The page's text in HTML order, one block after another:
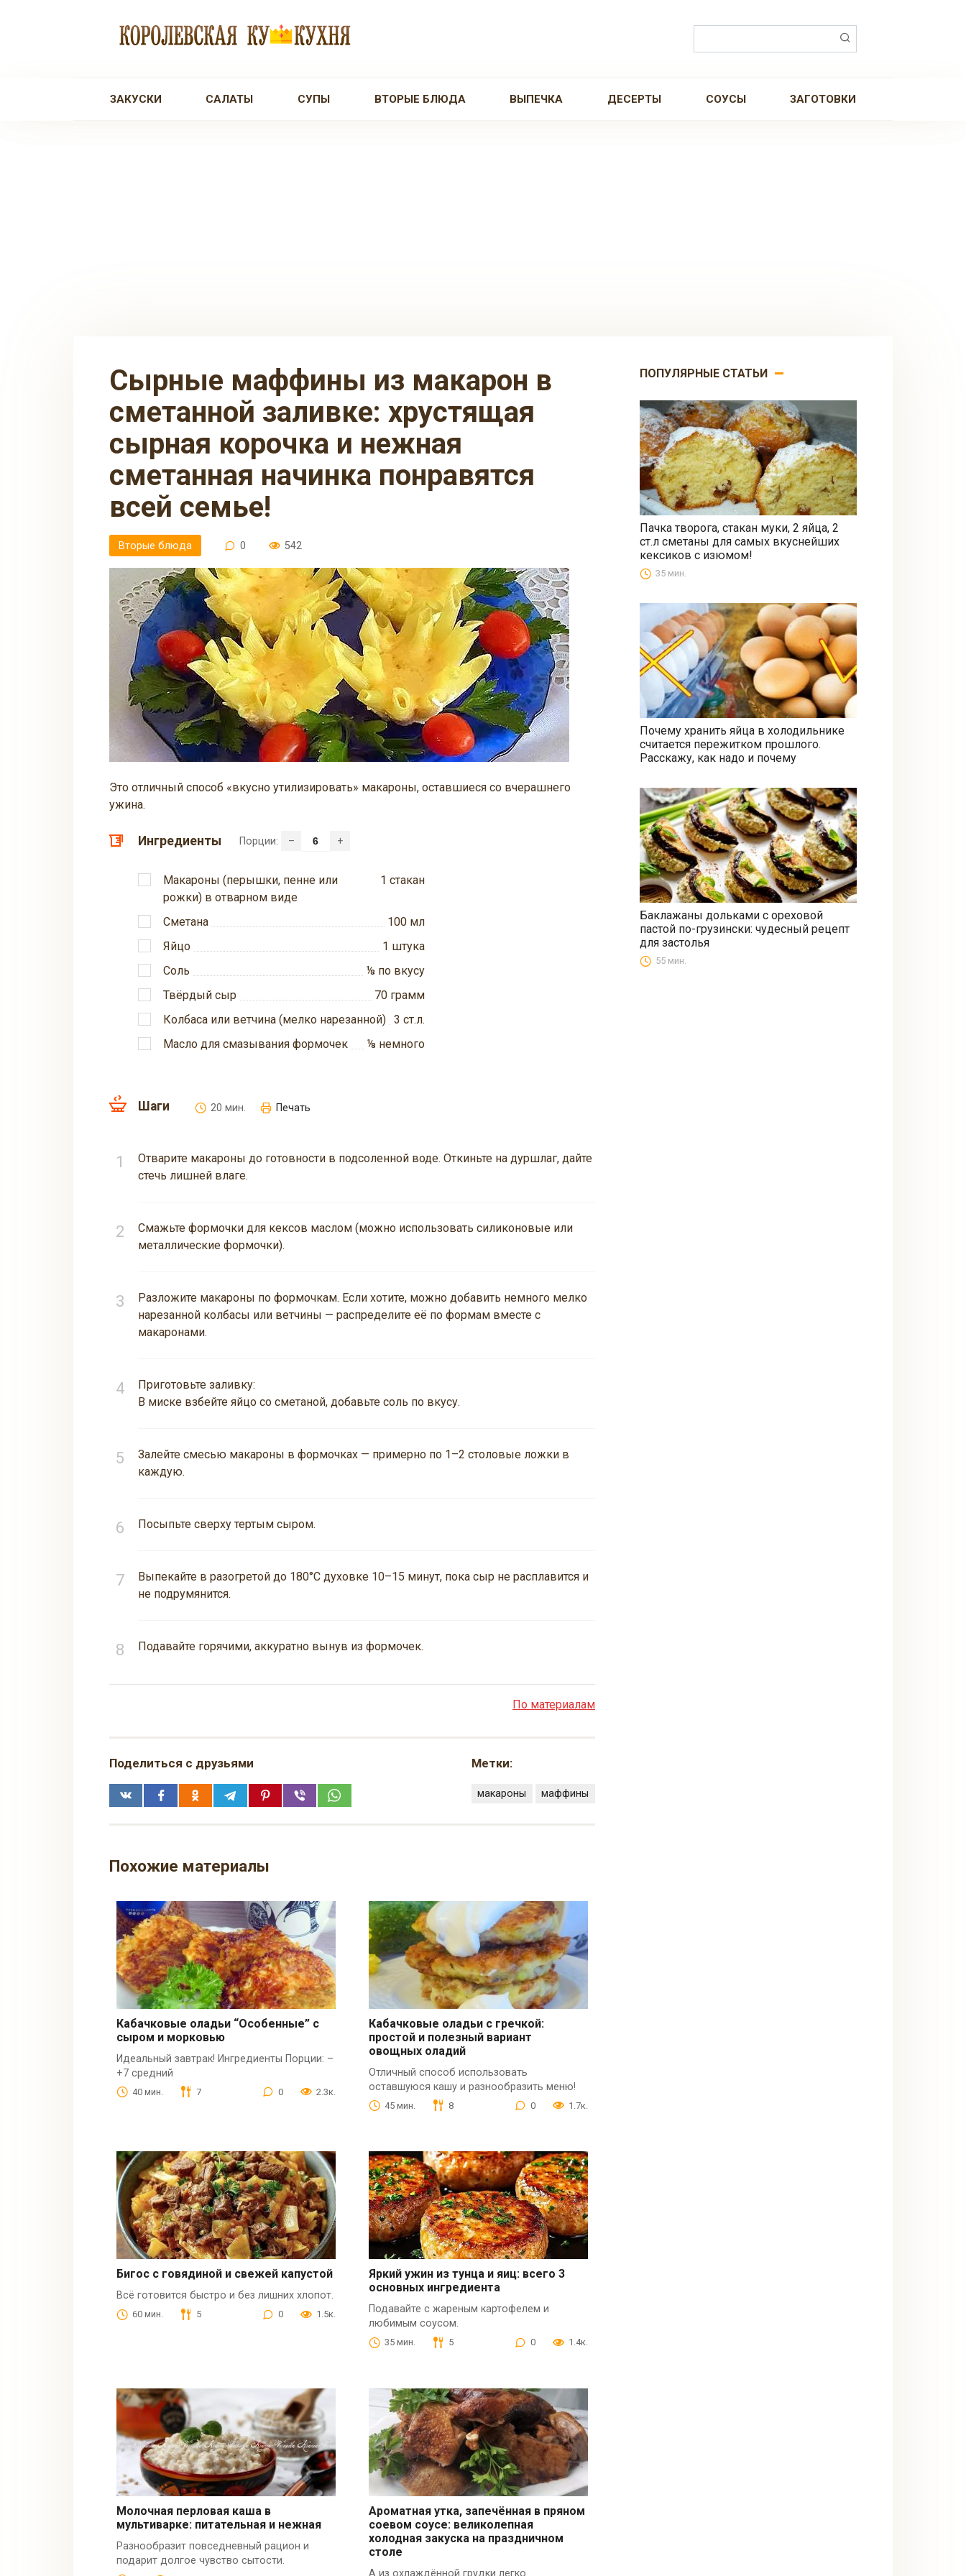
ЗАКУСКИ САЛАТЫ СУПЫ ВТОРЫЕ БЛЮДА ВЫПЕЧКА ДЕСЕРТЫ СОУСЫ ЗАГОТОВКИ
Сырные маффины из макарон в
сметанной заливке: хрустящая
сырная корочка и нежная
сметанная начинка понравятся
всей семье!
Вторые блюда 0 542
Это отличный способ «вкусно утилизировать» макароны, оставшиеся со вчерашнего
ужина.
Ингредиенты Порции: – +
Макароны (перышки, пенне или
рожки) в отварном виде
1 стакан
Сметана 100 мл
Яйцо
1 штука
Соль
⅛ по вкусу
Твёрдый сыр
70 грамм
Колбаса или ветчина (мелко нарезанной) 3 ст.л.
Масло для смазывания формочек
⅛ немного
Шаги 20 мин. Печать
Отварите макароны до готовности в подсоленной воде. Откиньте на дуршлаг, дайте
стечь лишней влаге.
Смажьте формочки для кексов маслом (можно использовать силиконовые или
металлические формочки).
Разложите макароны по формочкам. Если хотите, можно добавить немного мелко
нарезанной колбасы или ветчины — распределите её по формам вместе с
макаронами.
Приготовьте заливку:
В миске взбейте яйцо со сметаной, добавьте соль по вкусу.
Залейте смесью макароны в формочках — примерно по 1–2 столовые ложки в
каждую.
Посыпьте сверху тертым сыром.
Выпекайте в разогретой до 180°C духовке 10–15 минут, пока сыр не расплавится и
не подрумянится.
Подавайте горячими, аккуратно вынув из формочек.
По материалам
Поделиться с друзьями Метки:
макароны маффины
Похожие материалы
Кабачковые оладьи “Особенные” с
сыром и морковью
Идеальный завтрак! Ингредиенты Порции: –
+7 средний
40 мин. 7 0 2.3к.
Кабачковые оладьи с гречкой:
простой и полезный вариант
овощных оладий
Отличный способ использовать
оставшуюся кашу и разнообразить меню!
45 мин. 8 0 1.7к.
Бигос с говядиной и свежей капустой
Всё готовится быстро и без лишних хлопот.
60 мин. 5 0 1.5к.
Яркий ужин из тунца и яиц: всего 3
основных ингредиента
Подавайте с жареным картофелем и
любимым соусом.
35 мин. 5 0 1.4к.
Молочная перловая каша в
мультиварке: питательная и нежная
Разнообразит повседневный рацион и
подарит долгое чувство сытости.
Ароматная утка, запечённая в пряном
соевом соусе: великолепная
холодная закуска на праздничном
столе
А из охлаждённой грудки легко
ПОПУЛЯРНЫЕ СТАТЬИ
Выпечка
Пачка творога, стакан муки, 2 яйца, 2
ст.л сметаны для самых вкуснейших
кексиков с изюмом!
35 мин.
Все
Почему хранить яйца в холодильнике
считается пережитком прошлого.
Расскажу, как надо и почему
Закуски
Баклажаны дольками с ореховой
пастой по-грузински: чудесный рецепт
для застолья
55 мин.